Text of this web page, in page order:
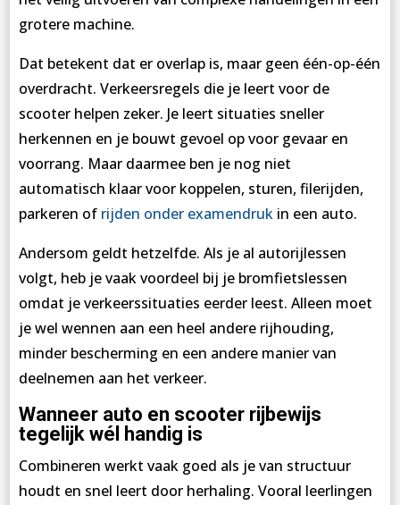
grotere machine.
Dat betekent dat er overlap is, maar geen één-op-één
overdracht. Verkeersregels die je leert voor de
scooter helpen zeker. Je leert situaties sneller
herkennen en je bouwt gevoel op voor gevaar en
voorrang. Maar daarmee ben je nog niet
automatisch klaar voor koppelen, sturen, filerijden,
parkeren of rijden onder examendruk in een auto.
Andersom geldt hetzelfde. Als je al autorijlessen
volgt, heb je vaak voordeel bij je bromfietslessen
omdat je verkeerssituaties eerder leest. Alleen moet
je wel wennen aan een heel andere rijhouding,
minder bescherming en een andere manier van
deelnemen aan het verkeer.
Wanneer auto en scooter rijbewijs
tegelijk wél handig is
Combineren werkt vaak goed als je van structuur
houdt en snel leert door herhaling. Vooral leerlingen